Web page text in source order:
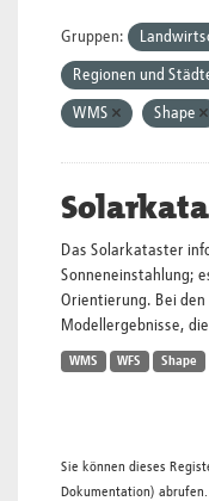
Gruppen:
Regionen und
WMS Shape
Das Solarkataster
Sonneneinstahlung;
Orientierung. Bei
Modellergebnisse,
WMS WFS Shape
Sie können dieses
Dokumentation) abrufen.